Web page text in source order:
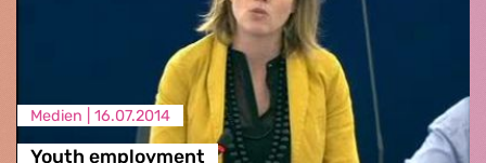
Medien | 16.07.2014
Youth employment